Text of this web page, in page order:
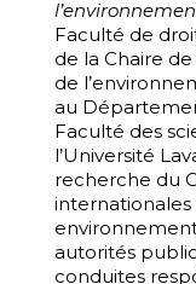
Faculté de
de la Chaire
de
au
Faculté des
l’Université
recherche du
internationales
autorités
conduites